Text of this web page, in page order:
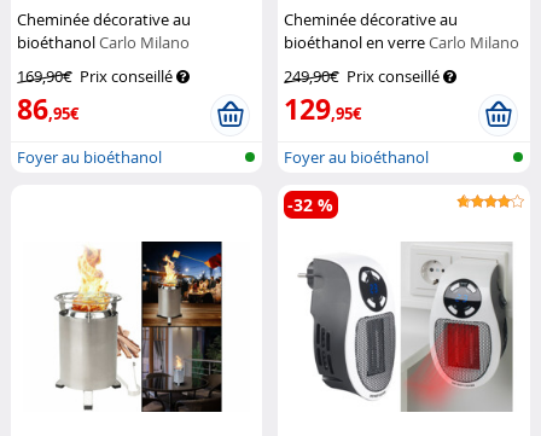
Cheminée décorative au
bioéthanolCarlo Milano
169,90€ Prix conseillé
86,95€
Foyer au bioéthanol
Cheminée décorative au
bioéthanol en verreCarlo Milano
249,90€ Prix conseillé
129,95€
Foyer au bioéthanol
-32 %